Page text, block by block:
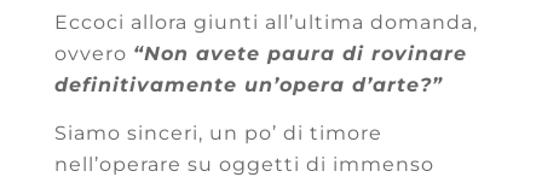
Eccoci allora giunti all’ultima domanda,
ovvero “Non avete paura di rovinare
definitivamente un’opera d’arte?”
Siamo sinceri, un po’ di timore
nell’operare su oggetti di immenso